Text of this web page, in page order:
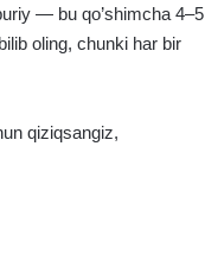
— bu qo’shimcha 4–5
oling, chunki har bir
qiziqsangiz,